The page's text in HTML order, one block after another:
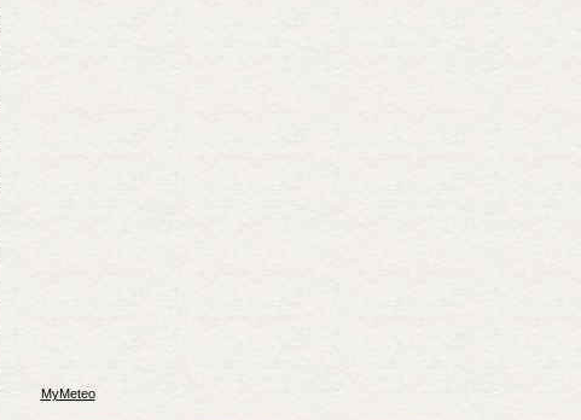
MyMeteo